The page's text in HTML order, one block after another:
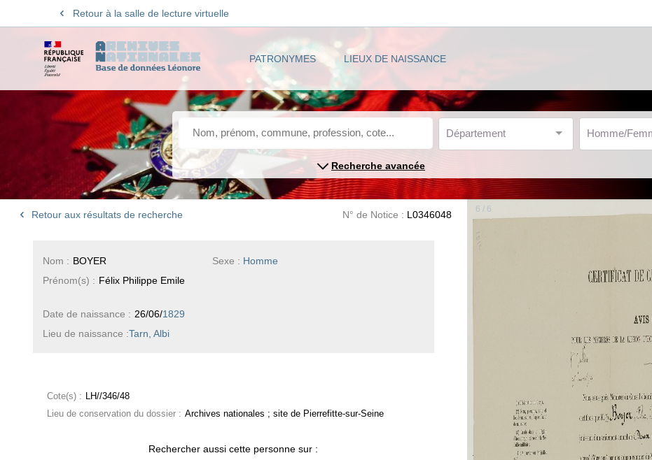
Retour à la salle de lecture virtuelle
PATRONYMES LIEUX DE NAISSANCE
Département Homme/
Recherche avancée
Retour aux résultats de recherche N° de Notice : L0346048
Sexe : Homme
Nom : BOYER
Prénom(s) : Félix Philippe Emile
Date de naissance : 26/06/1829
Lieu de naissance :Tarn, Albi
Cote(s) : LH//346/48
Lieu de conservation du dossier : Archives nationales ; site de Pierrefitte-sur-Seine
Rechercher aussi cette personne sur :
6 / 6